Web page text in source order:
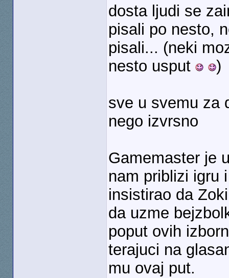
dosta ljudi se
pisali po nesto,
pisali... (neki
nesto usput
)
sve u svemu za
nego izvrsno
Gamemaster je
nam priblizi igru
insistirao da
da uzme
poput ovih
terajuci na
mu ovaj put.